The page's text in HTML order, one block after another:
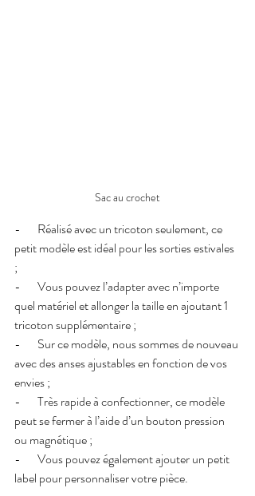
Sac au crochet
-       Réalisé avec un tricoton seulement, ce
petit modèle est idéal pour les sorties estivales
;
-       Vous pouvez l’adapter avec n’importe
quel matériel et allonger la taille en ajoutant 1
tricoton supplémentaire ;
-       Sur ce modèle, nous sommes de nouveau
avec des anses ajustables en fonction de vos
envies ;
-       Très rapide à confectionner, ce modèle
peut se fermer à l’aide d’un bouton pression
ou magnétique ;
-       Vous pouvez également ajouter un petit
label pour personnaliser votre pièce.